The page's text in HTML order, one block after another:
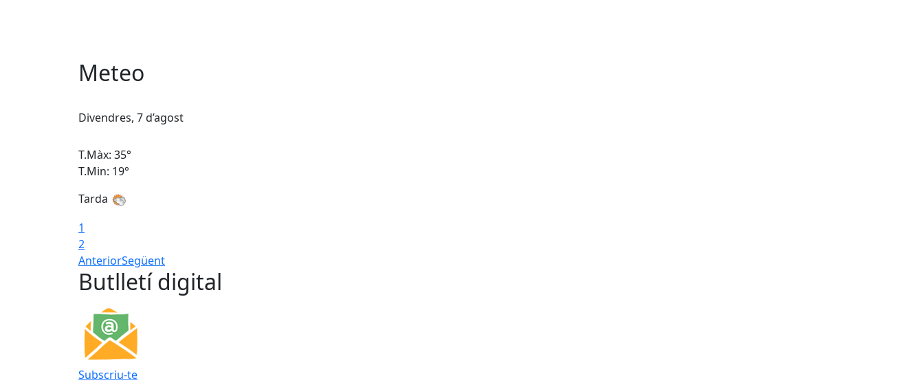
Meteo
Divendres, 7 d’agost
T.Màx: 35°
T.Min: 19°
Tarda
1
2
AnteriorSegüent
Butlletí digital
Subscriu-te